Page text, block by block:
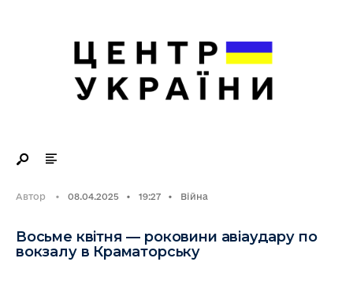
Автор • 08.04.2025 • 19:27 • Війна
Восьме квітня — роковини авіаудару по
вокзалу в Краматорську